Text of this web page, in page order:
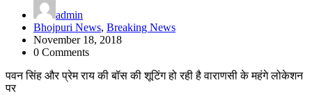
admin
Bhojpuri News, Breaking News
November 18, 2018
0 Comments
पवन सिंह और प्रेम राय की बॉस की शूटिंग हो रही है वाराणसी के महंगे लोकेशन
पर